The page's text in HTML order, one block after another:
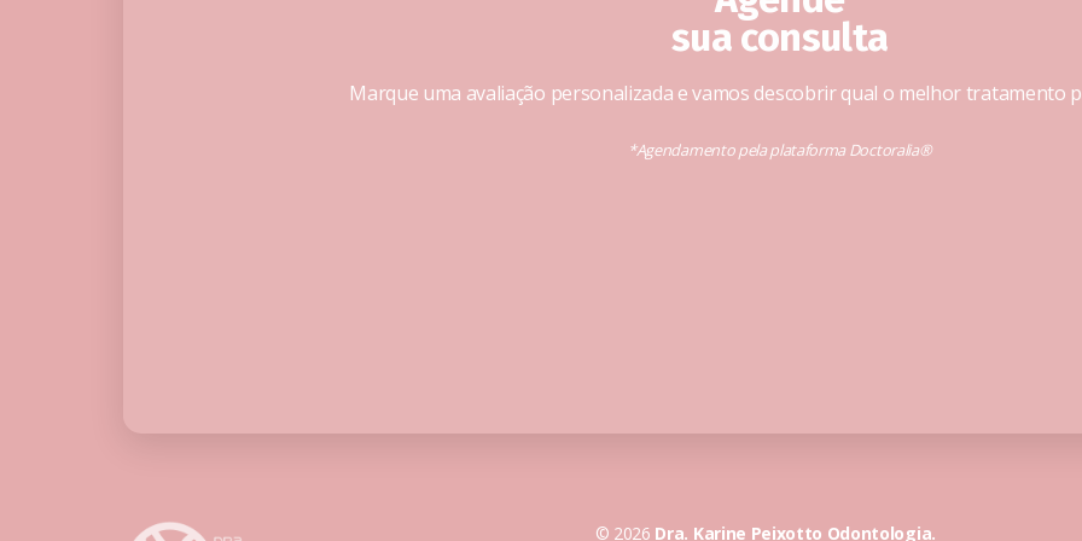
sua consulta
Marque uma avaliação personalizada e vamos descobrir qual o melhor tratamento
*Agendamento pela plataforma Doctoralia®
© 2026 Dra. Karine Peixotto Odontologia.